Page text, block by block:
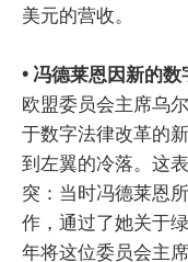
美元的营收。
• 冯德莱恩因新的数
欧盟委员会主席乌
于数字法律改革的
到左翼的冷落。这
突：当时冯德莱恩
作，通过了她关于
年将这位委员会主